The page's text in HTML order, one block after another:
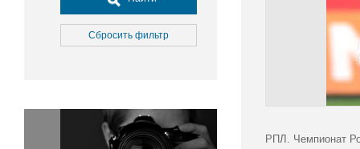
Культура
Медицина
Окружающая среда
Политика
Сбросить фильтр
РПЛ. Чемпионат